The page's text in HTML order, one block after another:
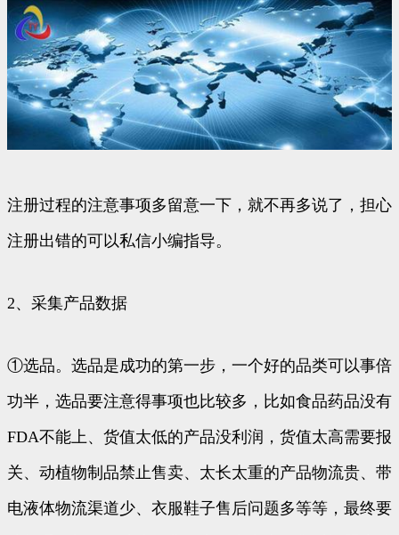
注册过程的注意事项多留意一下，就不再多说了，担心
注册出错的可以私信小编指导。
2、采集产品数据
①选品。选品是成功的第一步，一个好的品类可以事倍
功半，选品要注意得事项也比较多，比如食品药品没有
FDA不能上、货值太低的产品没利润，货值太高需要报
关、动植物制品禁止售卖、太长太重的产品物流贵、带
电液体物流渠道少、衣服鞋子售后问题多等等，最终要